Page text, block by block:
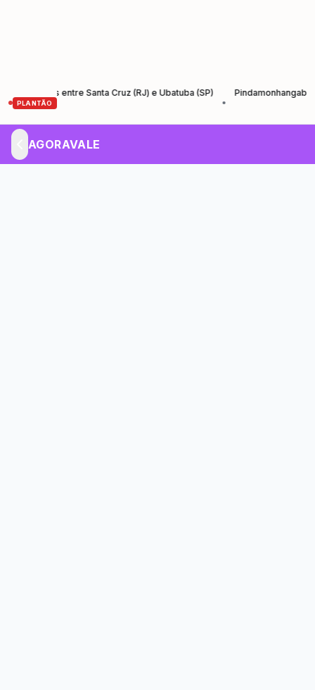
PLANTÃO
entre Santa Cruz (RJ) e Ubatuba (SP)
Pindamonhangaba
AGORAVALE